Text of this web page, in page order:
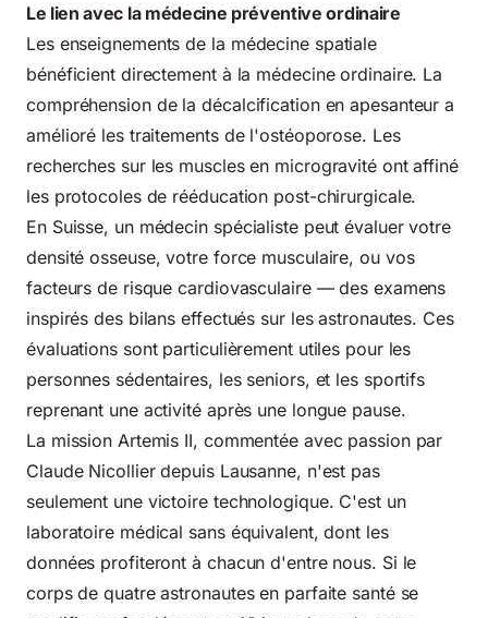
Le lien avec la médecine préventive ordinaire
Les enseignements de la médecine spatiale
bénéficient directement à la médecine ordinaire. La
compréhension de la décalcification en apesanteur a
amélioré les traitements de l'ostéoporose. Les
recherches sur les muscles en microgravité ont affiné
les protocoles de rééducation post-chirurgicale.
En Suisse, un médecin spécialiste peut évaluer votre
densité osseuse, votre force musculaire, ou vos
facteurs de risque cardiovasculaire — des examens
inspirés des bilans effectués sur les astronautes. Ces
évaluations sont particulièrement utiles pour les
personnes sédentaires, les seniors, et les sportifs
reprenant une activité après une longue pause.
La mission Artemis II, commentée avec passion par
Claude Nicollier depuis Lausanne, n'est pas
seulement une victoire technologique. C'est un
laboratoire médical sans équivalent, dont les
données profiteront à chacun d'entre nous. Si le
corps de quatre astronautes en parfaite santé se